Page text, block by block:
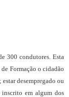
300 condutores. Esta
Formação o cidadão
desempregado ou
em algum dos